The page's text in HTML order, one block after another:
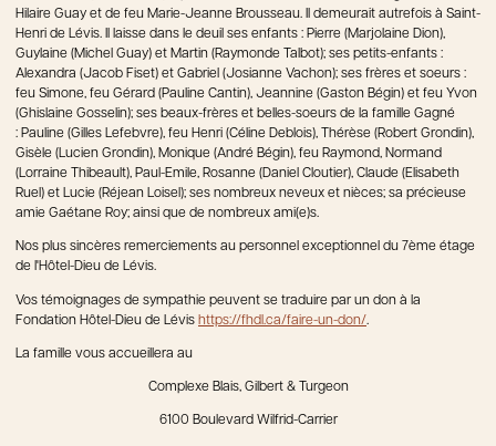
Hilaire Guay et de feu Marie-Jeanne Brousseau. Il demeurait autrefois à Saint-
Henri de Lévis. Il laisse dans le deuil ses enfants : Pierre (Marjolaine Dion),
Guylaine (Michel Guay) et Martin (Raymonde Talbot); ses petits-enfants :
Alexandra (Jacob Fiset) et Gabriel (Josianne Vachon); ses frères et soeurs :
feu Simone, feu Gérard (Pauline Cantin), Jeannine (Gaston Bégin) et feu Yvon
(Ghislaine Gosselin); ses beaux-frères et belles-soeurs de la famille Gagné
: Pauline (Gilles Lefebvre), feu Henri (Céline Deblois), Thérèse (Robert Grondin),
Gisèle (Lucien Grondin), Monique (André Bégin), feu Raymond, Normand
(Lorraine Thibeault), Paul-Emile, Rosanne (Daniel Cloutier), Claude (Elisabeth
Ruel) et Lucie (Réjean Loisel); ses nombreux neveux et nièces; sa précieuse
amie Gaétane Roy; ainsi que de nombreux ami(e)s.
Nos plus sincères remerciements au personnel exceptionnel du 7ème étage
de l'Hôtel-Dieu de Lévis.
Vos témoignages de sympathie peuvent se traduire par un don à la
Fondation Hôtel-Dieu de Lévis https://fhdl.ca/faire-un-don/.
La famille vous accueillera au
Complexe Blais, Gilbert & Turgeon
6100 Boulevard Wilfrid-Carrier